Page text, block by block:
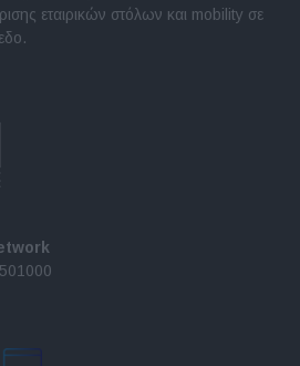
εταιρικών στόλων και mobility σε